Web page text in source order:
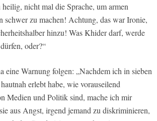
nicht mal die Sprache, um armen
schwer zu machen! Achtung, das war Ironie,
hinzu! Was Khider darf, werde
oder?“
eine Warnung folgen: „Nachdem ich in sieben
erlebt habe, wie vorauseilend
Medien und Politik sind, mache ich mir
aus Angst, irgend jemand zu diskriminieren,